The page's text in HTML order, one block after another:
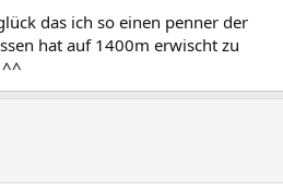
das ich so einen penner der
hat auf 1400m erwischt zu
^^